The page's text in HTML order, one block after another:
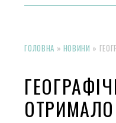
ГОЛОВНА » НОВИНИ »